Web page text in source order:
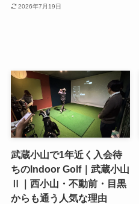
2026年7月19日
武蔵小山で1年近く入会待
ちのIndoor Golf｜武蔵小山
Ⅱ｜西小山・不動前・目黒
からも通う人気な理由